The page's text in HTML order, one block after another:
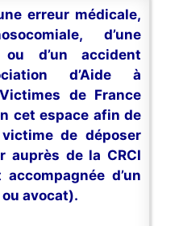
erreur médicale,
d’une
d’un accident
d’Aide à
de France
cet espace afin de
de déposer
auprès de la CRCI
d’un
avocat).